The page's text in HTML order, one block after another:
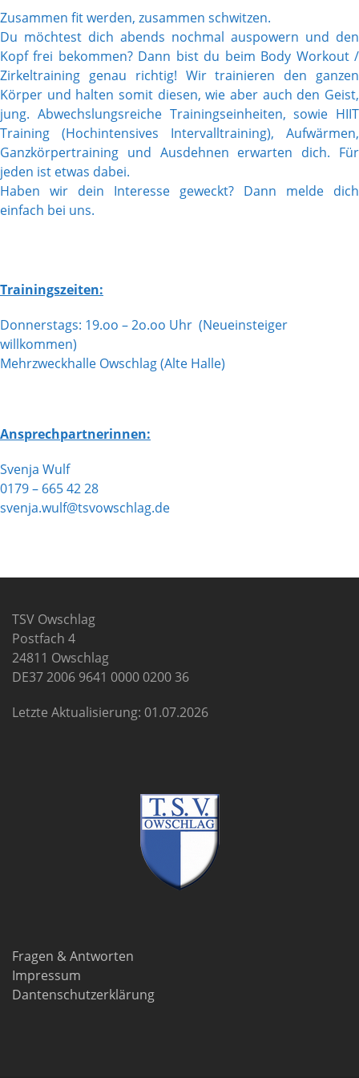
Zusammen fit werden, zusammen schwitzen.
Du möchtest dich abends nochmal auspowern und den
Kopf frei bekommen? Dann bist du beim Body Workout /
Zirkeltraining genau richtig! Wir trainieren den ganzen
Körper und halten somit diesen, wie aber auch den Geist,
jung. Abwechslungsreiche Trainingseinheiten, sowie HIIT
Training (Hochintensives Intervalltraining), Aufwärmen,
Ganzkörpertraining und Ausdehnen erwarten dich. Für
jeden ist etwas dabei.
Haben wir dein Interesse geweckt? Dann melde dich
einfach bei uns.
Trainingszeiten:
Donnerstags: 19.oo – 2o.oo Uhr (Neueinsteiger
willkommen)
Mehrzweckhalle Owschlag (Alte Halle)
Ansprechpartnerinnen:
Svenja Wulf
0179 – 665 42 28
svenja.wulf@tsvowschlag.de
TSV Owschlag
Postfach 4
24811 Owschlag
DE37 2006 9641 0000 0200 36
Letzte Aktualisierung: 01.07.2026
Fragen & Antworten
Impressum
Dantenschutzerklärung